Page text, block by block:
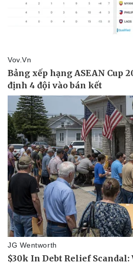
Thể thao
Bóng đá
Lịch thi đấu bóng đá
Thế giới thể thao
eSports
Hậu trường
Ô
Xe